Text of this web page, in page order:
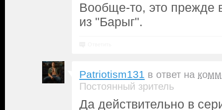
Вообще-то, это прежде
из "Барыг".
Patriotism131 в ответ на
Постоянный зритель
Да действительно в